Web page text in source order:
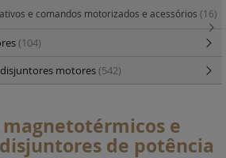
magnetotérmicos e
de potência
e comandos motorizados e acessórios (16)
(104)
motores(542)